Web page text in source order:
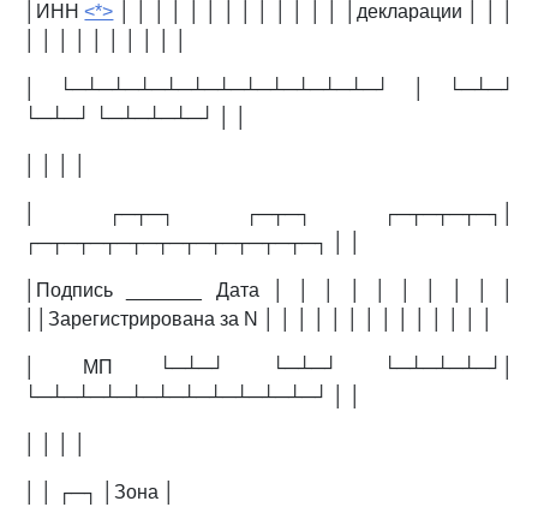
│ИНН<*> │ │ │ │ │ │ │ │ │ │ │ │ │ │декларации │ │ │
│ └─┴─┴─┴─┴─┴─┴─┴─┴─┴─┴─┴─┘ │ └─┴─┘
└─┴─┘ └─┴─┴─┴─┘ │ │
│ ┌─┬─┐ ┌─┬─┐ ┌─┬─┬─┬─┐│
┌─┬─┬─┬─┬─┬─┬─┬─┬─┬─┬─┐ │ │
│Подпись _______ Дата │ │ │ │ │ │ │ │ │ │
││Зарегистрирована за N │ │ │ │ │ │ │ │ │ │ │ │ │ │
│ МП └─┴─┘ └─┴─┘ └─┴─┴─┴─┘│
└─┴─┴─┴─┴─┴─┴─┴─┴─┴─┴─┘ │ │
│ │ ┌─┐ │Зона │